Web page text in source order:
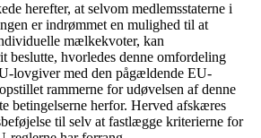
herefter, at selvom medlemsstaterne i
er indrømmet en mulighed til at
mælkekvoter, kan
beslutte, hvorledes denne omfordeling
lovgiver med den pågældende EU-
rammerne for udøvelsen af denne
betingelserne herfor. Herved afskæres
til selv at fastlægge kriterierne for